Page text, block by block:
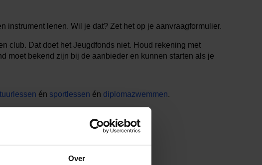
Over
instrument lenen. Wil je dat? Zet het op je aanvraagformulier.
club. Dat doet het Jeugdfonds niet. Houd rekening met
moet bekend zijn bij de aanbieder en kunnen starten als je
én sportlessen én diplomazwemmen.